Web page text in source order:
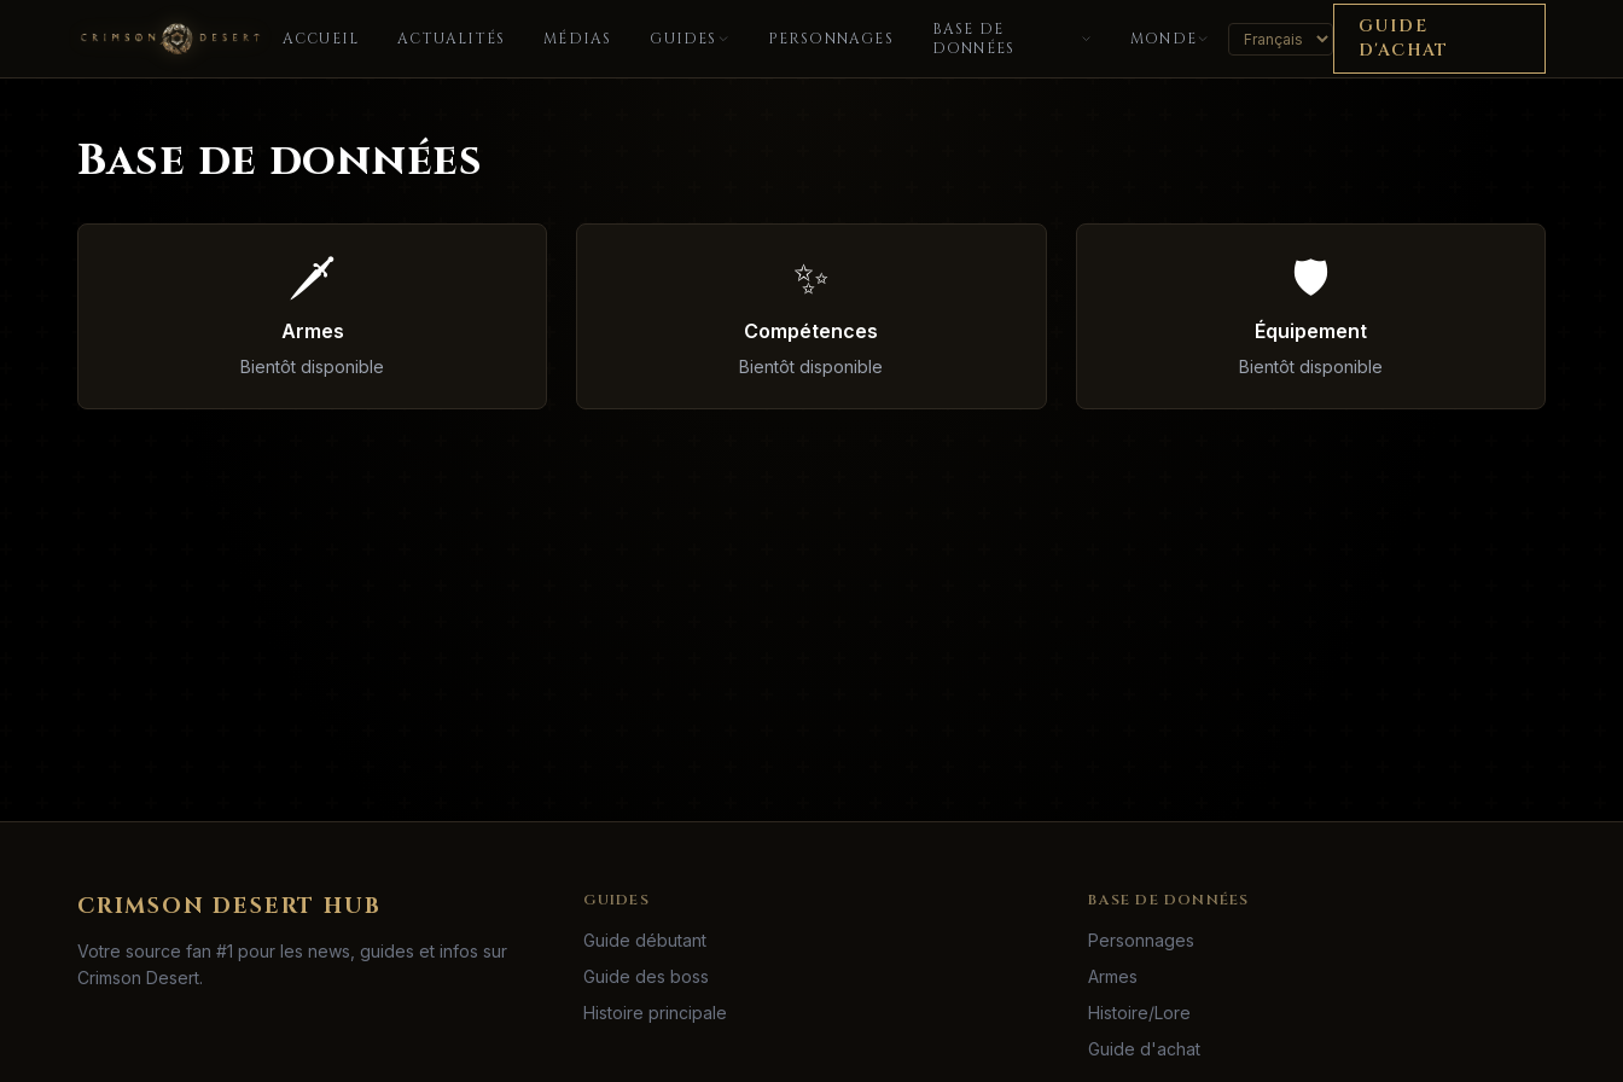
ACCUEIL ACTUALITÉS MÉDIAS GUIDES PERSONNAGES
BASE DE
DONNÉES
MONDE
GUIDE
D'ACHAT
Base de données
🗡️
Armes
Bientôt disponible
✨
Compétences
Bientôt disponible
🛡️
Équipement
Bientôt disponible
CRIMSON DESERT HUB
Votre source fan #1 pour les news, guides et infos sur
Crimson Desert.
GUIDES
Guide débutant
Guide des boss
Histoire principale
BASE DE DONNÉES
Personnages
Armes
Histoire/Lore
Guide d'achat